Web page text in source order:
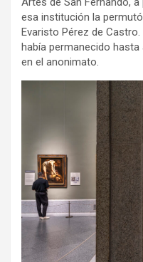
esa institución la
Evaristo Pérez de
había permanecido
en el anonimato.